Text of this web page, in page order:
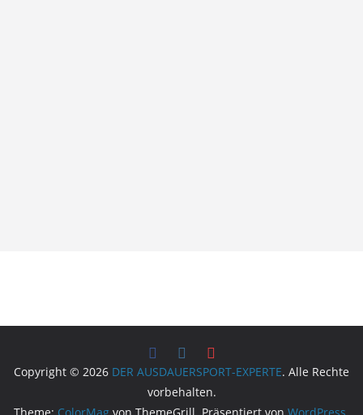
Copyright © 2026 DER AUSDAUERSPORT-EXPERTE. Alle Rechte
vorbehalten.